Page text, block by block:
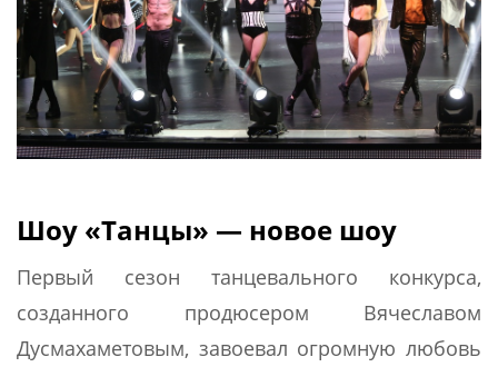
Шоу «Танцы» — новое шоу
Первый сезон танцевального конкурса,
созданного продюсером Вячеславом
Дусмахаметовым, завоевал огромную любовь